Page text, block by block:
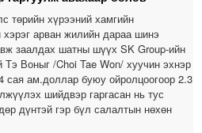
төрийн хүрээний хамгийн
арван жилийн дараа шинэ
заалдах шатны шүүх SK Group-ийн
Воныг /Choi Tae Won/ хуучин эхнэр
ам.доллар буюу ойролцоогоор 2.3
шийдвэр гаргасан нь тус
дүнтэй гэр бүл салалтын нөхөн